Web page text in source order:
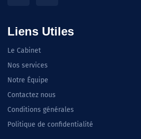
Liens Utiles
Le Cabinet
Nos services
Notre Équipe
Contactez nous
Conditions générales
Politique de confidentialité